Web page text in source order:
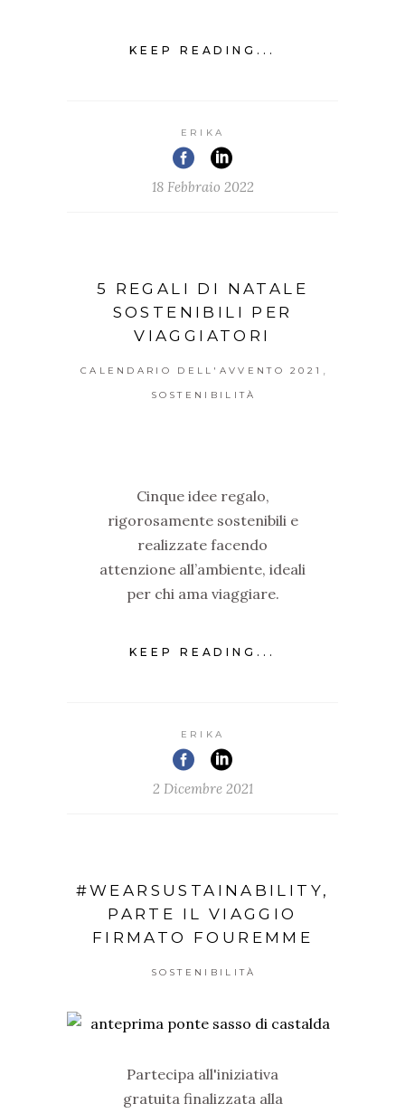
KEEP READING...
ERIKA
18 Febbraio 2022
5 REGALI DI NATALE
SOSTENIBILI PER
VIAGGIATORI
CALENDARIO DELL'AVVENTO 2021 ,
SOSTENIBILITÀ
Cinque idee regalo,
rigorosamente sostenibili e
realizzate facendo
attenzione all’ambiente, ideali
per chi ama viaggiare.
KEEP READING...
ERIKA
2 Dicembre 2021
#WEARSUSTAINABILITY,
PARTE IL VIAGGIO
FIRMATO FOUREMME
SOSTENIBILITÀ
Partecipa all'iniziativa
gratuita finalizzata alla